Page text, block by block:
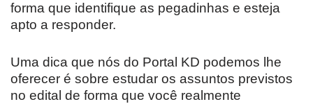
forma que identifique as pegadinhas e esteja
apto a responder.
Uma dica que nós do Portal KD podemos lhe
oferecer é sobre estudar os assuntos previstos
no edital de forma que você realmente